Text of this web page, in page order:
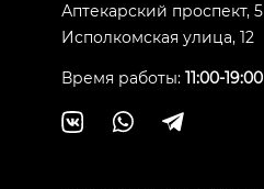
Аптекарский проспект, 5
Исполкомская улица, 12
Время работы: 11:00-19:00